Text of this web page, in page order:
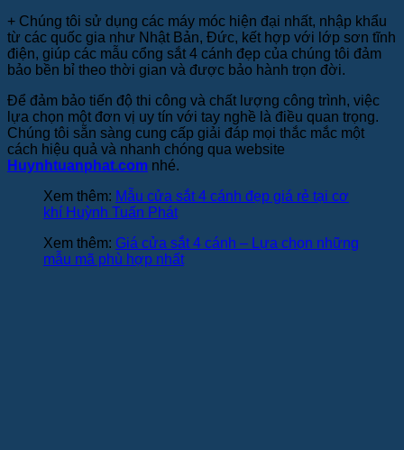
+ Chúng tôi sử dụng các máy móc hiện đại nhất, nhập khẩu
từ các quốc gia như Nhật Bản, Đức, kết hợp với lớp sơn tĩnh
điện, giúp các mẫu cổng sắt 4 cánh đẹp của chúng tôi đảm
bảo bền bỉ theo thời gian và được bảo hành trọn đời.
Để đảm bảo tiến độ thi công và chất lượng công trình, việc
lựa chọn một đơn vị uy tín với tay nghề là điều quan trọng.
Chúng tôi sẵn sàng cung cấp giải đáp mọi thắc mắc một
cách hiệu quả và nhanh chóng qua website
Huynhtuanphat.com nhé.
Xem thêm: Mẫu cửa sắt 4 cánh đẹp giá rẻ tại cơ
khí Huỳnh Tuấn Phát
Xem thêm: Giá cửa sắt 4 cánh – Lựa chọn những
mẫu mã phù hợp nhất